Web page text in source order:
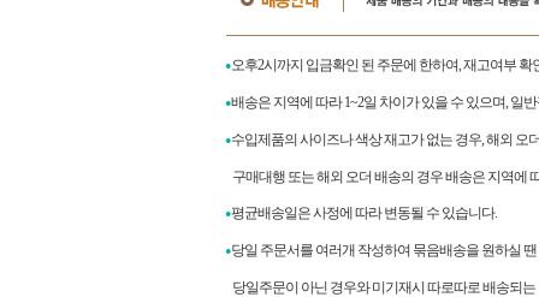
●오후2시까지 입금확인 된 주문에 한하여, 재고여부
●배송은 지역에 따라 1~2일 차이가 있을 수 있으며, 일
●수입제품의 사이즈나 색상 재고가 없는 경우, 해외 오
구매대행 또는 해외 오더 배송의 경우 배송은 지역에
●평균배송일은 사정에 따라 변동될 수 있습니다.
●당일 주문서를 여러개 작성하여 묶음배송을 원하실
당일주문이 아닌 경우와 미기재시 따로따로 배송되